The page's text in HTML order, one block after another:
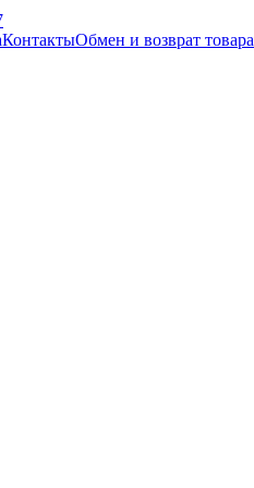
КонтактыОбмен и возврат товара